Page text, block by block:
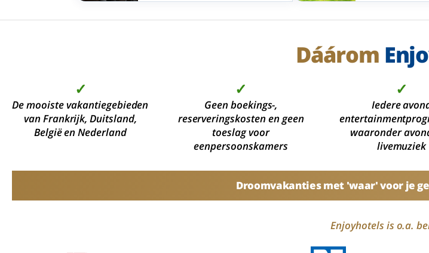
Dáárom
✓
De mooiste vakantiegebieden
van Frankrijk, Duitsland,
België en Nederland
✓
Geen boekings-,
reserveringskosten en geen
toeslag voor
eenpersoonskamers
✓
Iedere
waaronder
livemuziek
Droomvakanties met 'waar' voor je
Enjoyhotels is o.a.